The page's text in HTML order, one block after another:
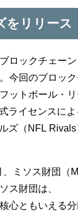
をリリース
ロックチェー
今回のブロッ
ットボール・
ライセンスに
ズ（NFL
ミソス財団（
ス財団は、
心ともいえる